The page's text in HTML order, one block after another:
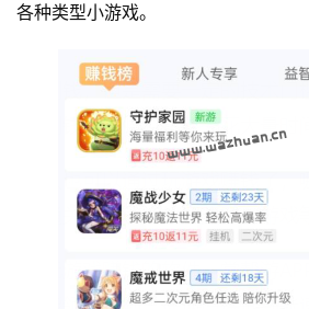
各种类型小游戏。